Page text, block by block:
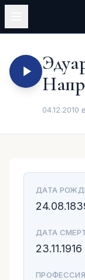
04.12.2010
ДАТА
ДАТА
23.11.1916
ПРОФЕССИЯ